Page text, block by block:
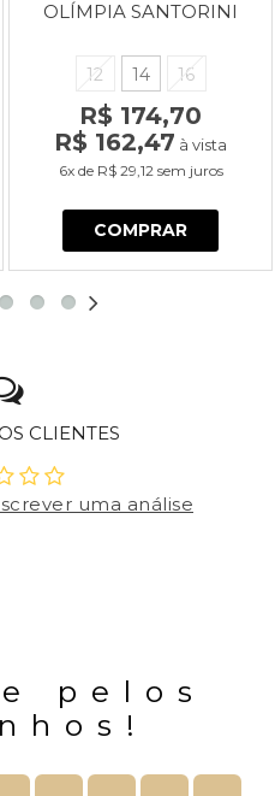
OLÍMPIA SANTORINI
12 14 16
R$ 174,70
R$ 162,47 à vista
6xde R$ 29,12 sem juros
COMPRAR
CLIENTES
uma análise
pelos